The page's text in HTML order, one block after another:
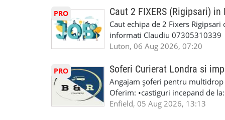
Reparam orice tip de masina
Masina de Drum Lung. ✅
Detailing Auto Interior/Exterior.
WhatsApp Text https://wa.link/
6HB
#AtelierAutoLondra
#RomanianGarageRepair
#RomanianMechanic
#MecaniciProfesionistiLondra
seriozitate.Multumesc anticipat.
PRO Caut 2 FIXERS (Rigipsari) in
Caut echipa de 2 Fixers
informati Claudiu 07305310339
Luton, 06 Aug 2026, 07:20
PRO Soferi Curierat Londra si
Angajam șoferi pentru
Oferim: •castiguri incepand de
pentru cei platitori de VAT si
Enfield, 05 Aug 2026, 13:13